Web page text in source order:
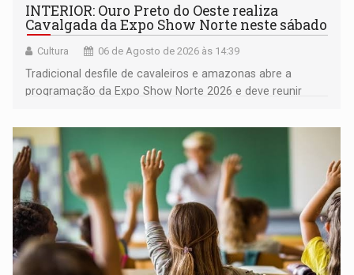
INTERIOR: Ouro Preto do Oeste realiza
Cavalgada da Expo Show Norte neste sábado
Cultura 06 de Agosto de 2026 às 14:39
Tradicional desfile de cavaleiros e amazonas abre a
programação da Expo Show Norte 2026 e deve reunir